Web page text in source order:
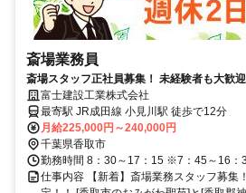
斎場業務員
斎場スタッフ正社員募集！ 未経験者も大歓
業ほぼなし／週休2日
富士建設工業株式会社
最寄駅 JR成田線 小見川駅 徒歩で12分
月給225,000円～240,000円
千葉県香取市
勤務時間 8：30～17：15 ※7：45～16：
仕事内容 【新着】斎場業務スタッフ募集